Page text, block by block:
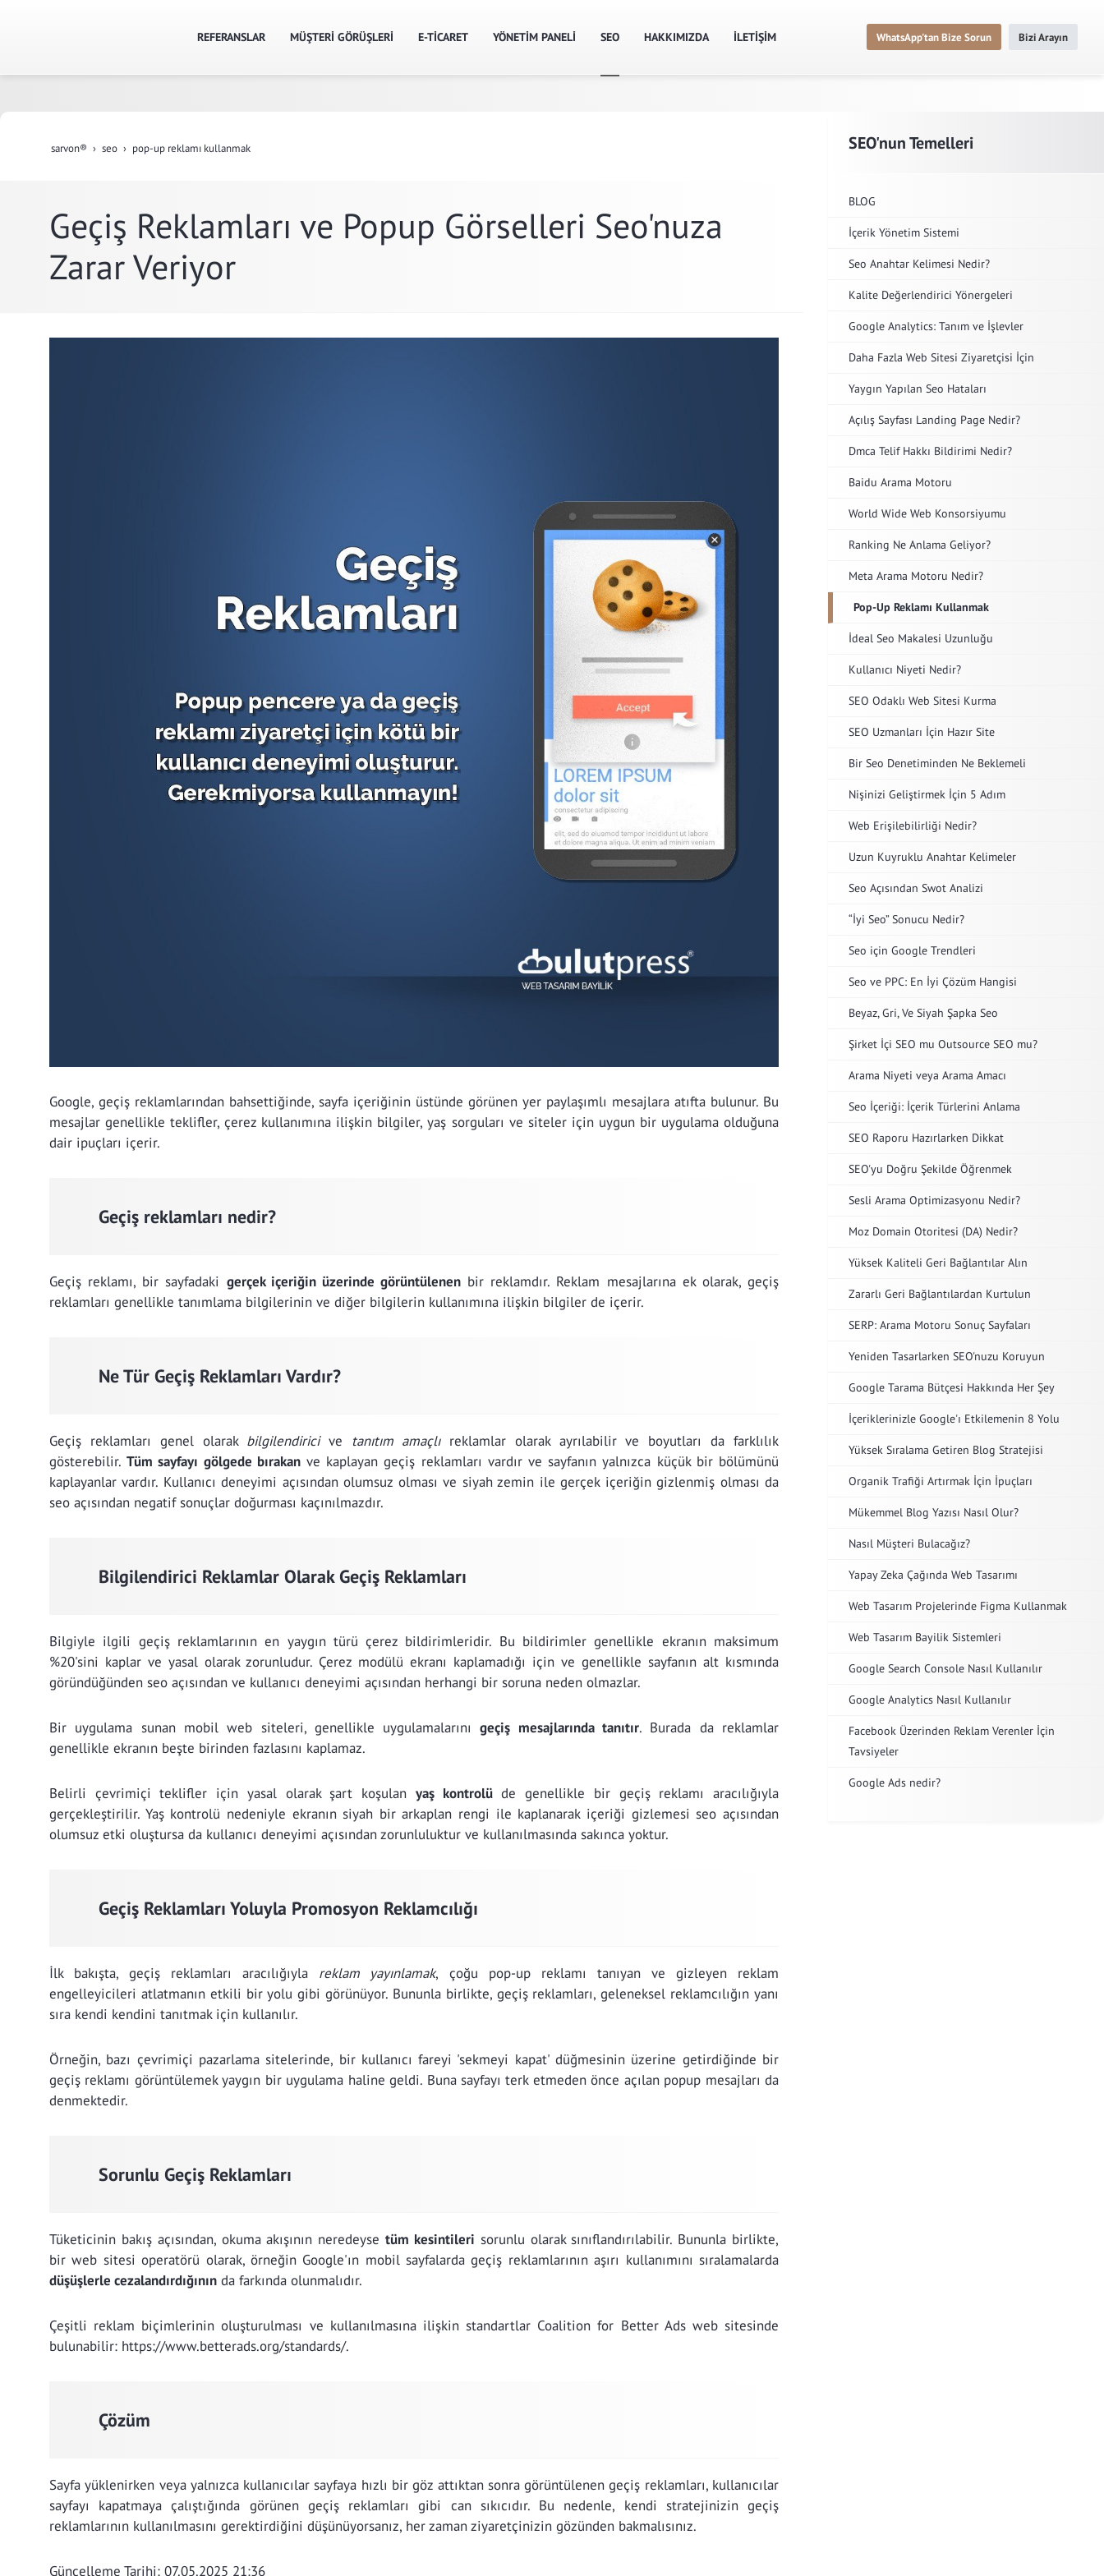
REFERANSLAR MÜŞTERİ GÖRÜŞLERİ E-TİCARET YÖNETİM PANELİ SEO HAKKIMIZDA İLETİŞİM WhatsApp'tan Bize Sorun Bizi Arayın
sarvon® seo pop-up reklamı kullanmak
Geçiş Reklamları ve Popup Görselleri Seo'nuza
Zarar Veriyor
Google, geçiş reklamlarından bahsettiğinde, sayfa içeriğinin üstünde görünen yer paylaşımlı mesajlara atıfta bulunur. Bu
mesajlar genellikle teklifler, çerez kullanımına ilişkin bilgiler, yaş sorguları ve siteler için uygun bir uygulama olduğuna
dair ipuçları içerir.
Geçiş reklamları nedir?
Geçiş reklamı, bir sayfadaki gerçek içeriğin üzerinde görüntülenen bir reklamdır. Reklam mesajlarına ek olarak, geçiş
reklamları genellikle tanımlama bilgilerinin ve diğer bilgilerin kullanımına ilişkin bilgiler de içerir.
Ne Tür Geçiş Reklamları Vardır?
Geçiş reklamları genel olarak bilgilendiricive tanıtım amaçlıreklamlar olarak ayrılabilir ve boyutları da farklılık
gösterebilir.Tüm sayfayı gölgede bırakanve kaplayan geçiş reklamları vardır ve sayfanın yalnızca küçük bir bölümünü
kaplayanlar vardır. Kullanıcı deneyimi açısından olumsuz olması ve siyah zemin ile gerçek içeriğin gizlenmiş olması da
seo açısından negatif sonuçlar doğurması kaçınılmazdır.
Bilgilendirici Reklamlar Olarak Geçiş Reklamları
Bilgiyle ilgili geçiş reklamlarının en yaygın türü çerez bildirimleridir. Bu bildirimler genellikle ekranın maksimum
%20'sini kaplar ve yasal olarak zorunludur. Çerez modülü ekranı kaplamadığı için ve genellikle sayfanın alt kısmında
göründüğünden seo açısından ve kullanıcı deneyimi açısından herhangi bir soruna neden olmazlar.
Bir uygulama sunan mobil web siteleri, genellikle uygulamalarınıgeçiş mesajlarında tanıtır. Burada da reklamlar
genellikle ekranın beşte birinden fazlasını kaplamaz.
Belirli çevrimiçi teklifler için yasal olarak şart koşulan yaş kontrolüde genellikle bir geçiş reklamı aracılığıyla
gerçekleştirilir. Yaş kontrolü nedeniyle ekranın siyah bir arkaplan rengi ile kaplanarak içeriği gizlemesi seo açısından
olumsuz etki oluştursa da kullanıcı deneyimi açısından zorunluluktur ve kullanılmasında sakınca yoktur.
Geçiş Reklamları Yoluyla Promosyon Reklamcılığı
İlk bakışta, geçiş reklamları aracılığıyla reklam yayınlamak, çoğu pop-up reklamı tanıyan ve gizleyen reklam
engelleyicileri atlatmanın etkili bir yolu gibi görünüyor. Bununla birlikte, geçiş reklamları, geleneksel reklamcılığın yanı
sıra kendi kendini tanıtmak için kullanılır.
Örneğin, bazı çevrimiçi pazarlama sitelerinde, bir kullanıcı fareyi 'sekmeyi kapat' düğmesinin üzerine getirdiğinde bir
geçiş reklamı görüntülemek yaygın bir uygulama haline geldi. Buna sayfayı terk etmeden önce açılan popup mesajları da
denmektedir.
Sorunlu Geçiş Reklamları
Tüketicinin bakış açısından, okuma akışının neredeyse tüm kesintileri sorunlu olarak sınıflandırılabilir. Bununla birlikte,
bir web sitesi operatörü olarak, örneğin Google'ın mobil sayfalarda geçiş reklamlarının aşırı kullanımını sıralamalarda
düşüşlerle cezalandırdığının da farkında olunmalıdır.
Çeşitli reklam biçimlerinin oluşturulması ve kullanılmasına ilişkin standartlar Coalition for Better Ads web sitesinde
bulunabilir: https://www.betterads.org/standards/.
Çözüm
Sayfa yüklenirken veya yalnızca kullanıcılar sayfaya hızlı bir göz attıktan sonra görüntülenen geçiş reklamları, kullanıcılar
sayfayı kapatmaya çalıştığında görünen geçiş reklamları gibi can sıkıcıdır. Bu nedenle, kendi stratejinizin geçiş
reklamlarının kullanılmasını gerektirdiğini düşünüyorsanız, her zaman ziyaretçinizin gözünden bakmalısınız.
Güncelleme Tarihi: 07.05.2025 21:36
SEO'nun Temelleri
BLOG
İçerik Yönetim Sistemi
Seo Anahtar Kelimesi Nedir?
Kalite Değerlendirici Yönergeleri
Google Analytics: Tanım ve İşlevler
Daha Fazla Web Sitesi Ziyaretçisi İçin
Yaygın Yapılan Seo Hataları
Açılış Sayfası Landing Page Nedir?
Dmca Telif Hakkı Bildirimi Nedir?
Baidu Arama Motoru
World Wide Web Konsorsiyumu
Ranking Ne Anlama Geliyor?
Meta Arama Motoru Nedir?
Pop-Up Reklamı Kullanmak
İdeal Seo Makalesi Uzunluğu
Kullanıcı Niyeti Nedir?
SEO Odaklı Web Sitesi Kurma
SEO Uzmanları İçin Hazır Site
Bir Seo Denetiminden Ne Beklemeli
Nişinizi Geliştirmek İçin 5 Adım
Web Erişilebilirliği Nedir?
Uzun Kuyruklu Anahtar Kelimeler
Seo Açısından Swot Analizi
“İyi Seo” Sonucu Nedir?
Seo için Google Trendleri
Seo ve PPC: En İyi Çözüm Hangisi
Beyaz, Gri, Ve Siyah Şapka Seo
Şirket İçi SEO mu Outsource SEO mu?
Arama Niyeti veya Arama Amacı
Seo İçeriği: İçerik Türlerini Anlama
SEO Raporu Hazırlarken Dikkat
SEO'yu Doğru Şekilde Öğrenmek
Sesli Arama Optimizasyonu Nedir?
Moz Domain Otoritesi (DA) Nedir?
Yüksek Kaliteli Geri Bağlantılar Alın
Zararlı Geri Bağlantılardan Kurtulun
SERP: Arama Motoru Sonuç Sayfaları
Yeniden Tasarlarken SEO'nuzu Koruyun
Google Tarama Bütçesi Hakkında Her Şey
İçeriklerinizle Google'ı Etkilemenin 8 Yolu
Yüksek Sıralama Getiren Blog Stratejisi
Organik Trafiği Artırmak İçin İpuçları
Mükemmel Blog Yazısı Nasıl Olur?
Nasıl Müşteri Bulacağız?
Yapay Zeka Çağında Web Tasarımı
Web Tasarım Projelerinde Figma Kullanmak
Web Tasarım Bayilik Sistemleri
Google Search Console Nasıl Kullanılır
Google Analytics Nasıl Kullanılır
Facebook Üzerinden Reklam Verenler İçin
Tavsiyeler
Google Ads nedir?